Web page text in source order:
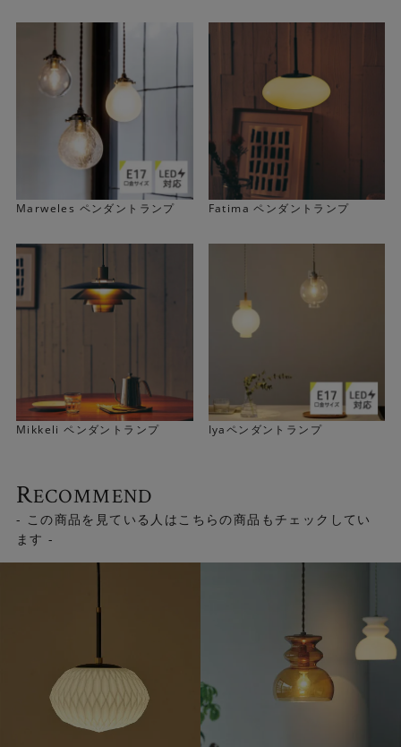
パーツデザインにもこだわり
アンティークゴールドのソケットとブラウンのツイストコ
小ぶりなので、複数吊るして楽しむのもおすすめです。 同
色で揃えるのはもちろん、異なる色を組み合わせても新鮮
な表情を楽しめます。
Marweles ペンダントランプ Fatima ペンダントランプ
Mikkeli ペンダントランプ Iyaペンダントランプ
RECOMMEND
- この商品を見ている人はこちらの商品もチェックしてい
ます -